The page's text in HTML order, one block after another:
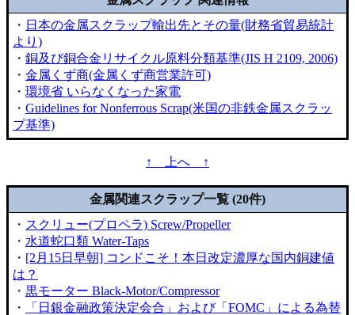
・ 日本の金属スクラップ輸出先とその量(財務省貿易統計
より)
・ 銅及び銅合金リサイクル原料分類基準(JIS H 2109, 2006)
・ 金属くず商(金属くず商営業許可)
・ 環境省 いらなくなった家電
・ Guidelines for Nonferrous Scrap(米国の非鉄金属スクラッ
プ基準)
↑ 上へ ↑
金属関連スクラップ一覧 (20件)
・ スクリュー(プロペラ) Screw/Propeller
・ 水道蛇口類 Water-Taps
・ [2月15日早朝] コンドこそ！本日改定濃厚な国内銅建値
は？
・ 黒モーター Black-Motor/Compressor
・
「日銀金融政策決定会合」および「FOMC」による為替